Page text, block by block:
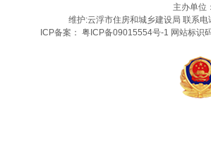
主办单
维护:云浮市住房和城乡建设局 联系
ICP备案： 粤ICP备09015554号-1 网站标